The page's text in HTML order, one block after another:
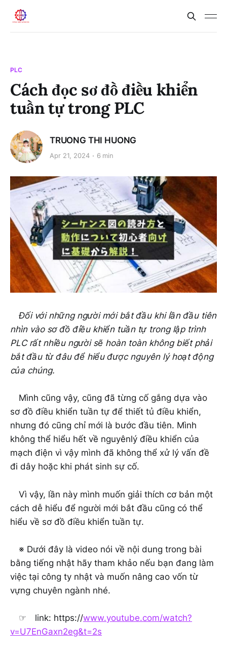
PLC
Cách đọc sơ đồ điều khiển
tuần tự trong PLC
TRUONG THI HUONG
Apr 21, 2024 6 min
Đối với những người mới bắt đầu khi lần đầu tiên
nhìn vào sơ đồ điều khiển tuần tự trong lập trình
PLC rất nhiều người sẽ hoàn toàn không biết phải
bắt đầu từ đâu để hiểu được nguyên lý hoạt động
của chúng.
Mình cũng vậy, cũng đã từng cố gắng dựa vào
sơ đồ điều khiển tuần tự để thiết tủ điều khiển,
nhưng đó cũng chỉ mới là bước đầu tiên. Mình
không thể hiểu hết về nguyênlý điều khiển của
mạch điện vì vậy mình đã không thể xử lý vấn đề
đi dây hoặc khi phát sinh sự cố.
Vì vậy, lần này mình muốn giải thích cơ bản một
cách dễ hiểu để người mới bắt đầu cũng có thể
hiểu về sơ đồ điều khiển tuần tự.
※ Dưới đây là video nói về nội dung trong bài
bằng tiếng nhật hãy tham khảo nếu bạn đang làm
việc tại công ty nhật và muốn nâng cao vốn từ
vựng chuyên ngành nhé.
☞ link: https://www.youtube.com/watch?
v=U7EnGaxn2eg&t=2s